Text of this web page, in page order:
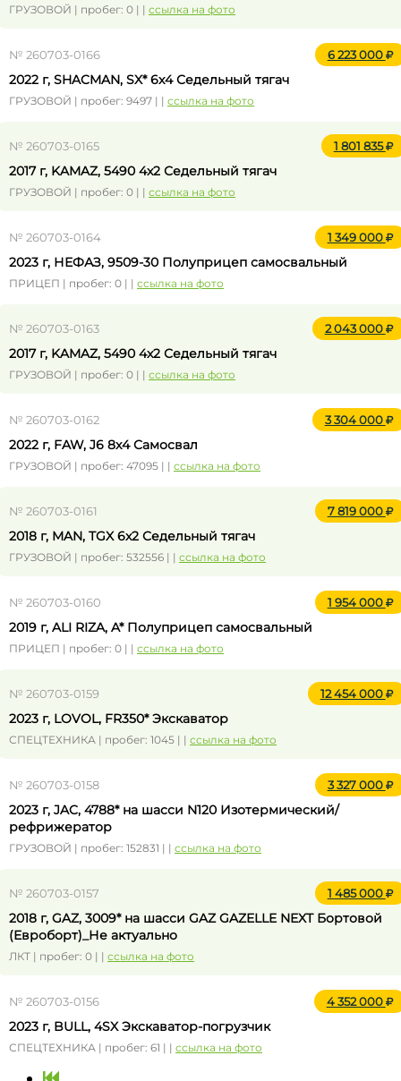
ГРУЗОВОЙ | пробег: 0 | | ссылка на фото
№ 260703-0166 6 223 000
2022 г, SHACMAN, SX* 6x4 Седельный тягач
ГРУЗОВОЙ | пробег: 9497 | | ссылка на фото
№ 260703-0165 1 801 835
2017 г, KAMAZ, 5490 4x2 Седельный тягач
ГРУЗОВОЙ | пробег: 0 | | ссылка на фото
№ 260703-0164 1 349 000
2023 г, НЕФАЗ, 9509-30 Полуприцеп самосвальный
ПРИЦЕП | пробег: 0 | | ссылка на фото
№ 260703-0163 2 043 000
2017 г, KAMAZ, 5490 4x2 Седельный тягач
ГРУЗОВОЙ | пробег: 0 | | ссылка на фото
№ 260703-0162 3 304 000
2022 г, FAW, J6 8x4 Самосвал
ГРУЗОВОЙ | пробег: 47095 | | ссылка на фото
№ 260703-0161 7 819 000
2018 г, MAN, TGX 6x2 Седельный тягач
ГРУЗОВОЙ | пробег: 532556 | | ссылка на фото
№ 260703-0160 1 954 000
2019 г, ALI RIZA, A* Полуприцеп самосвальный
ПРИЦЕП | пробег: 0 | | ссылка на фото
№ 260703-0159 12 454 000
2023 г, LOVOL, FR350* Экскаватор
СПЕЦТЕХНИКА | пробег: 1045 | | ссылка на фото
№ 260703-0158 3 327 000
2023 г, JAC, 4788* на шасси N120 Изотермический/
рефрижератор
ГРУЗОВОЙ | пробег: 152831 | | ссылка на фото
№ 260703-0157 1 485 000
2018 г, GAZ, 3009* на шасси GAZ GAZELLE NEXT Бортовой
(Евроборт)_Не актуально
ЛКТ | пробег: 0 | | ссылка на фото
№ 260703-0156 4 352 000
2023 г, BULL, 4SX Экскаватор-погрузчик
СПЕЦТЕХНИКА | пробег: 61 | | ссылка на фото